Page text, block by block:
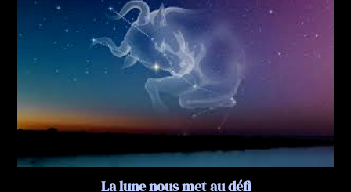
La lune nous met au défi